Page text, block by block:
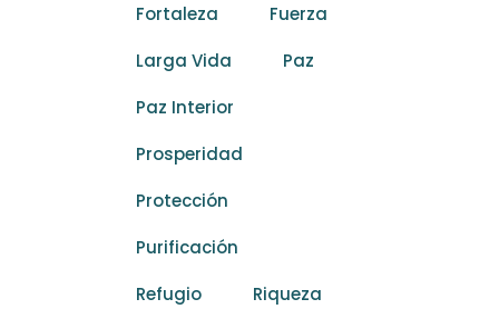
Fortaleza
Fuerza
Larga Vida
Paz
Paz Interior
Prosperidad
Protección
Purificación
Refugio
Riqueza